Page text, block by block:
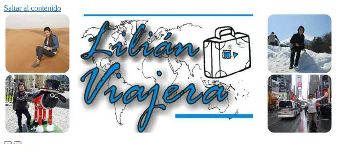
Saltar al contenido
AlternarAlternar